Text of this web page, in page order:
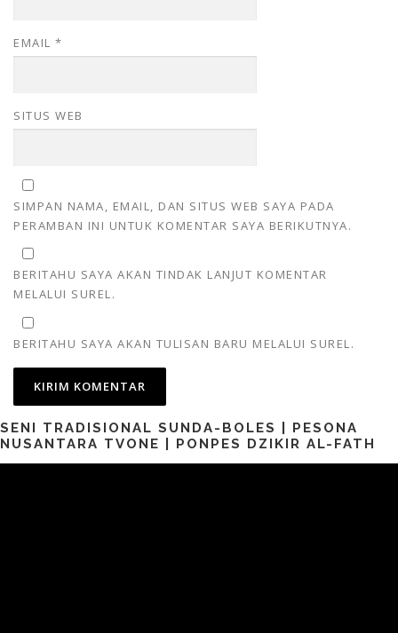
EMAIL *
SITUS WEB
SIMPAN NAMA, EMAIL, DAN SITUS WEB SAYA PADA
PERAMBAN INI UNTUK KOMENTAR SAYA BERIKUTNYA.
BERITAHU SAYA AKAN TINDAK LANJUT KOMENTAR
MELALUI SUREL.
BERITAHU SAYA AKAN TULISAN BARU MELALUI SUREL.
SENI TRADISIONAL SUNDA-BOLES | PESONA
NUSANTARA TVONE | PONPES DZIKIR AL-FATH